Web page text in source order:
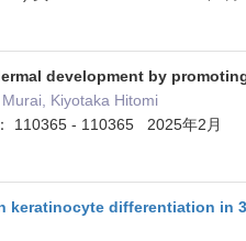
development by
Kiyotaka Hitomi
110365 - 110365 2025年2月
differentiation in